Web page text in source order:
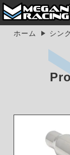
ホーム シン